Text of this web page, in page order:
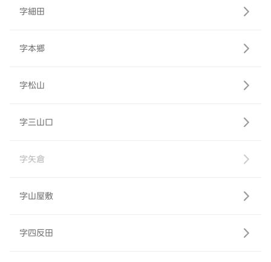
字細田
字本郷
字松山
字三山口
字矢倉
字山屋敷
字四反田